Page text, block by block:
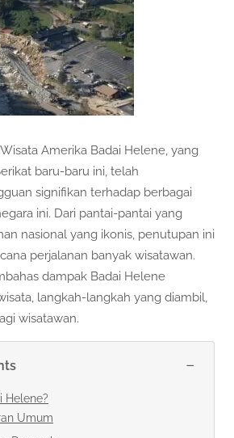
Amerika Badai Helene, yang
baru-baru ini, telah
signifikan terhadap berbagai
ini. Dari pantai-pantai yang
nasional yang ikonis, penutupan ini
perjalanan banyak wisatawan.
dampak Badai Helene
langkah-langkah yang diambil,
wisatawan.
−
Helene?
Umum